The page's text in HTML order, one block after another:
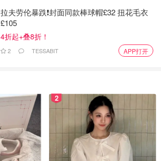
拉夫劳伦暴跌❗️封面同款棒球帽£32 扭花毛衣
£105
4折起+叠8折！
2 TESSABIT APP打开
2